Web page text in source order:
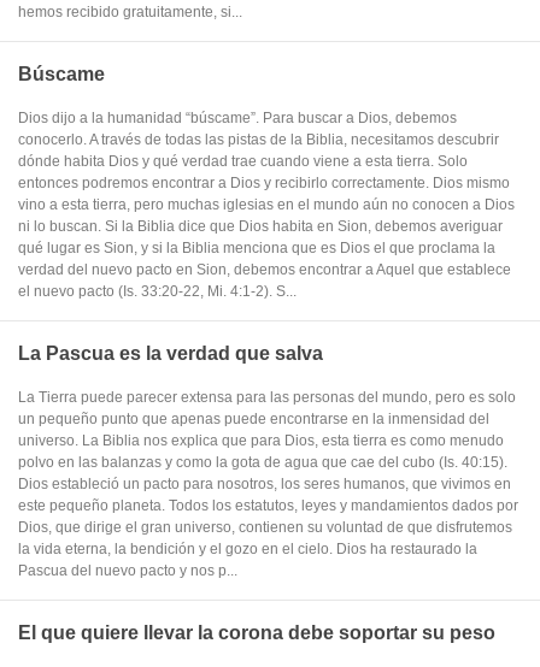
hemos recibido gratuitamente, si...
Búscame
Dios dijo a la humanidad “búscame”. Para buscar a Dios, debemos
conocerlo. A través de todas las pistas de la Biblia, necesitamos descubrir
dónde habita Dios y qué verdad trae cuando viene a esta tierra. Solo
entonces podremos encontrar a Dios y recibirlo correctamente. Dios mismo
vino a esta tierra, pero muchas iglesias en el mundo aún no conocen a Dios
ni lo buscan. Si la Biblia dice que Dios habita en Sion, debemos averiguar
qué lugar es Sion, y si la Biblia menciona que es Dios el que proclama la
verdad del nuevo pacto en Sion, debemos encontrar a Aquel que establece
el nuevo pacto (Is. 33:20-22, Mi. 4:1-2). S...
La Pascua es la verdad que salva
La Tierra puede parecer extensa para las personas del mundo, pero es solo
un pequeño punto que apenas puede encontrarse en la inmensidad del
universo. La Biblia nos explica que para Dios, esta tierra es como menudo
polvo en las balanzas y como la gota de agua que cae del cubo (Is. 40:15).
Dios estableció un pacto para nosotros, los seres humanos, que vivimos en
este pequeño planeta. Todos los estatutos, leyes y mandamientos dados por
Dios, que dirige el gran universo, contienen su voluntad de que disfrutemos
la vida eterna, la bendición y el gozo en el cielo. Dios ha restaurado la
Pascua del nuevo pacto y nos p...
El que quiere llevar la corona debe soportar su peso